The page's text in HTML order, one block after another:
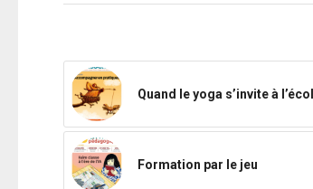
Quand le yoga s’invite à
Formation par le jeu